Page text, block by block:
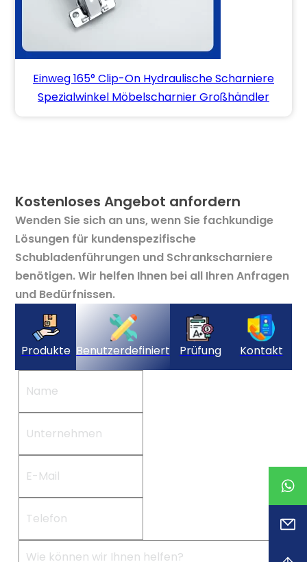
Einweg 165° Clip-On Hydraulische Scharniere
Spezialwinkel Möbelscharnier Großhändler
Kostenloses Angebot anfordern
Wenden Sie sich an uns, wenn Sie fachkundige
Lösungen für kundenspezifische
Schubladenführungen und Schrankscharniere
benötigen. Wir helfen Ihnen bei all Ihren Anfragen
und Bedürfnissen.
Produkte Benutzerdefiniert Prüfung Kontakt